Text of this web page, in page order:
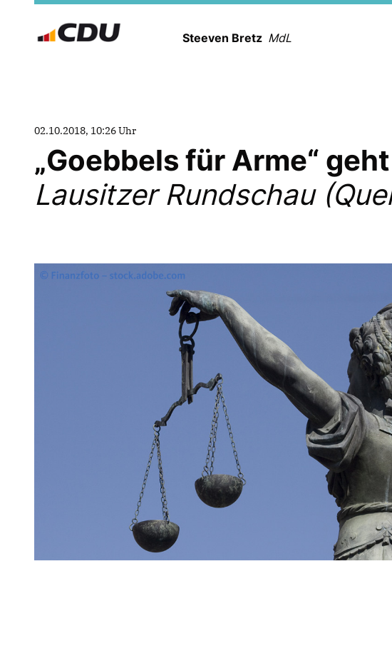
Steeven Bretz MdL
02.10.2018, 10:26 Uhr
Goebbels für Arme“
Lausitzer Rundschau